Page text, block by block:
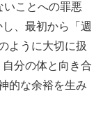
いことへの罪悪
、最初から「週
ように大切に扱
分の体と向き合
的な余裕を生み